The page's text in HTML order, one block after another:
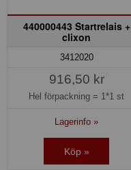
440000443 Startrelais +
clixon
3412020
916,50 kr
Hel förpackning = 1*1 st
Lagerinfo »
Köp »